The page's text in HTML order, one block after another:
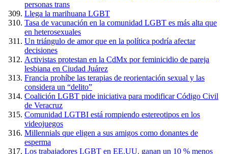
personas trans
Llega la marihuana LGBT
Tasa de vacunación en la comunidad LGBT es más alta que
en heterosexuales
Un triángulo de amor que en la política podría afectar
decisiones
Activistas protestan en la CdMx por feminicidio de pareja
lesbiana en Ciudad Juárez
Francia prohíbe las terapias de reorientación sexual y las
considera un “delito”
Coalición LGBT pide iniciativa para modificar Código Civil
de Veracruz
Comunidad LGTBI está rompiendo estereotipos en los
videojuegos
Millennials que eligen a sus amigos como donantes de
esperma
Los trabajadores LGBT en EE.UU. ganan un 10 % menos